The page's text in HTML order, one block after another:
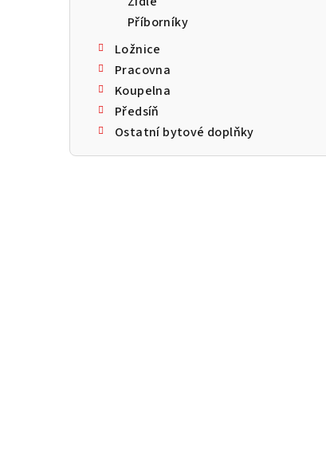
a
Příborníky
Ložnice
Pracovna
Koupelna
Předsíň
Ostatní bytové doplňky